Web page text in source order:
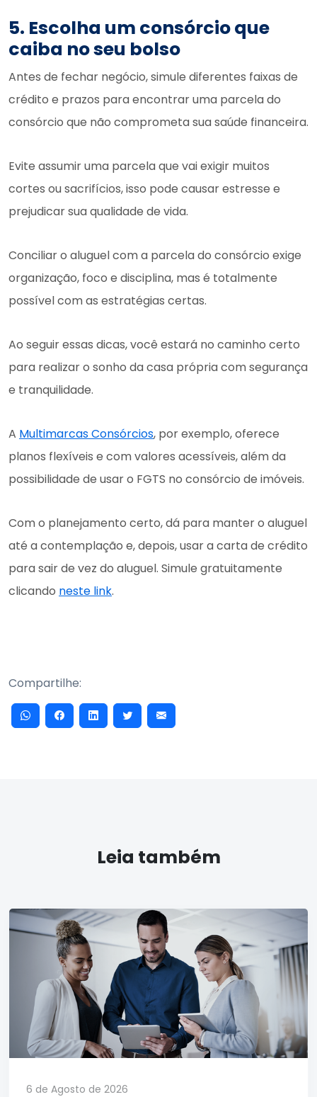
5. Escolha um consórcio que
caiba no seu bolso
Antes de fechar negócio, simule diferentes faixas de
crédito e prazos para encontrar uma parcela do
consórcio que não comprometa sua saúde financeira.
Evite assumir uma parcela que vai exigir muitos
cortes ou sacrifícios, isso pode causar estresse e
prejudicar sua qualidade de vida.
Conciliar o aluguel com a parcela do consórcio exige
organização, foco e disciplina, mas é totalmente
possível com as estratégias certas.
Ao seguir essas dicas, você estará no caminho certo
para realizar o sonho da casa própria com segurança
e tranquilidade.
A Multimarcas Consórcios, por exemplo, oferece
planos flexíveis e com valores acessíveis, além da
possibilidade de usar o FGTS no consórcio de imóveis.
Com o planejamento certo, dá para manter o aluguel
até a contemplação e, depois, usar a carta de crédito
para sair de vez do aluguel. Simule gratuitamente
clicando neste link.
Compartilhe:
Leia também
6 de Agosto de 2026